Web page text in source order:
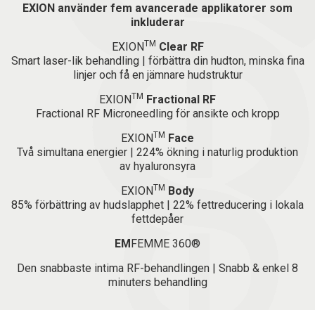
EXION använder fem avancerade applikatorer som
inkluderar
EXIONTM Clear RF
Smart laser-lik behandling | förbättra din hudton, minska fina
linjer och få en jämnare hudstruktur
EXIONTM Fractional RF
Fractional RF Microneedling för ansikte och kropp
EXIONTM Face
Två simultana energier | 224% ökning i naturlig produktion
av hyaluronsyra
EXIONTM Body
85% förbättring av hudslapphet | 22% fettreducering i lokala
fettdepåer
EMFEMME 360®
Den snabbaste intima RF-behandlingen | Snabb & enkel 8
minuters behandling